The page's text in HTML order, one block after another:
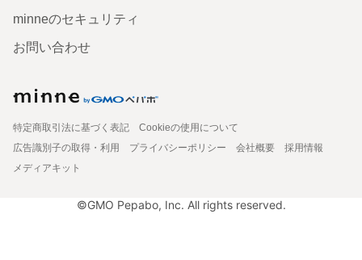
minneのセキュリティ
お問い合わせ
特定商取引法に基づく表記
Cookieの使用について
広告識別子の取得・利用
プライバシーポリシー 会社概要
採用情報
メディアキット
©GMO Pepabo, Inc. All rights reserved.